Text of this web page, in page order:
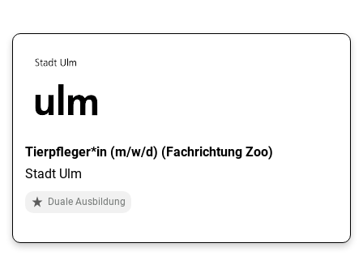
Tierpfleger*in (m/w/d) (Fachrichtung Zoo)
Stadt Ulm
Duale Ausbildung